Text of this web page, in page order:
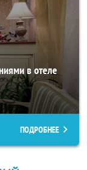
в отеле
ПОДРОБНЕЕ